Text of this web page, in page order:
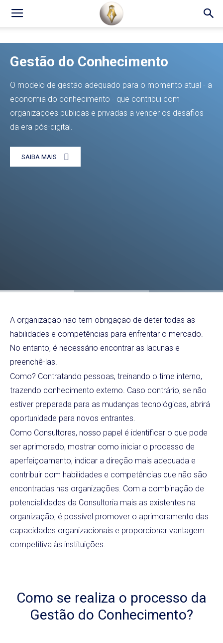
Gestão do Conhecimento
O modelo de gestão adequado para o momento atual - a
economia do conhecimento - que contribui com
organizações públicas e privadas a vencer os desafios
da era pós-digital.
SAIBA MAIS
A organização não tem obrigação de deter todas as
habilidades e competências para enfrentar o mercado.
No entanto, é necessário encontrar as lacunas e
preenchê-las.
Como? Contratando pessoas, treinando o time interno,
trazendo conhecimento externo. Caso contrário, se não
estiver preparada para as mudanças tecnológicas, abrirá
oportunidade para novos entrantes.
Como Consultores, nosso papel é identificar o que pode
ser aprimorado, mostrar como iniciar o processo de
aperfeiçoamento, indicar a direção mais adequada e
contribuir com habilidades e competências que não são
encontradas nas organizações. Com a combinação de
potencialidades da Consultoria mais as existentes na
organização, é possível promover o aprimoramento das
capacidades organizacionais e proporcionar vantagem
competitiva às instituições.
Como se realiza o processo da
Gestão do Conhecimento?